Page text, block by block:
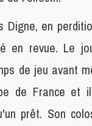
Digne, en
en revue. Le
de jeu avant
de France et
prêt. Son